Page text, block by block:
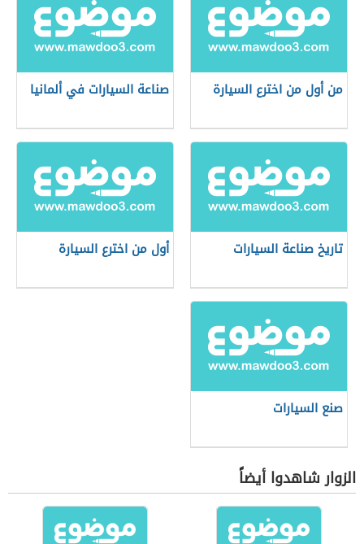
من أول من اخترع السيارة صناعة السيارات في ألمانيا
تاريخ صناعة السيارات أول من اخترع السيارة
صنع السيارات
الزوار شاهدوا أيضاً